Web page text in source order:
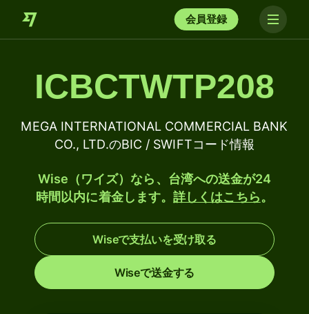
会員登録
ICBCTWTP208
MEGA INTERNATIONAL COMMERCIAL BANK
CO., LTD.のBIC / SWIFTコード情報
Wise（ワイズ）なら、台湾への送金が24
時間以内に着金します。詳しくはこちら。
Wiseで支払いを受け取る
Wiseで送金する